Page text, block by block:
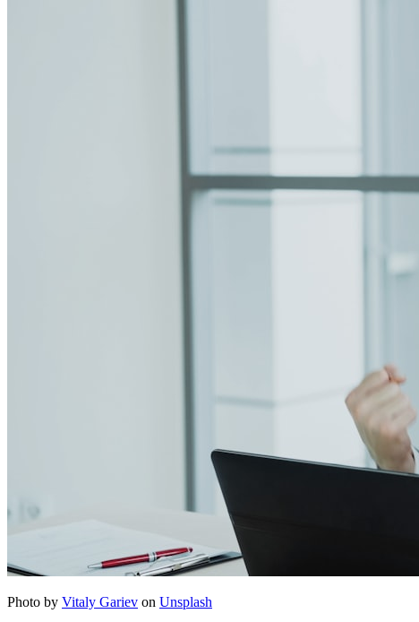
Photo by Vitaly Gariev on Unsplash